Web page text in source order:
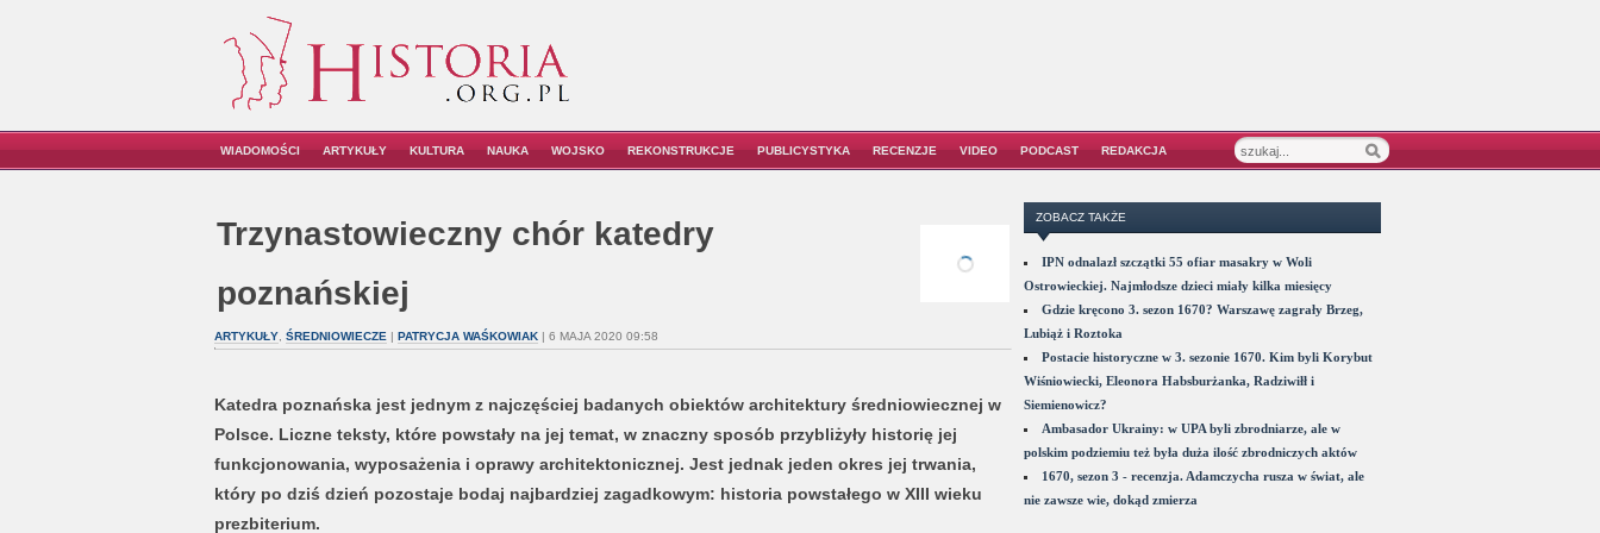
WIADOMOŚCI ARTYKUŁY KULTURA NAUKA WOJSKO REKONSTRUKCJE PUBLICYSTYKA RECENZJE VIDEO PODCAST REDAKCJA
Trzynastowieczny chór katedry
poznańskiej
ARTYKUŁY, ŚREDNIOWIECZE | PATRYCJA WAŚKOWIAK| 6 MAJA 2020 09:58
Katedra poznańska jest jednym z najczęściej badanych obiektów architektury średniowiecznej w
Polsce. Liczne teksty, które powstały na jej temat, w znaczny sposób przybliżyły historię jej
funkcjonowania, wyposażenia i oprawy architektonicznej. Jest jednak jeden okres jej trwania,
który po dziś dzień pozostaje bodaj najbardziej zagadkowym: historia powstałego w XIII wieku
prezbiterium.
ZOBACZ TAKŻE
IPN odnalazł szczątki 55 ofiar masakry w Woli
Ostrowieckiej. Najmłodsze dzieci miały kilka miesięcy
Gdzie kręcono 3. sezon 1670? Warszawę zagrały Brzeg,
Lubiąż i Roztoka
Postacie historyczne w 3. sezonie 1670. Kim byli Korybut
Wiśniowiecki, Eleonora Habsburżanka, Radziwiłł i
Siemienowicz?
Ambasador Ukrainy: w UPA byli zbrodniarze, ale w
polskim podziemiu też była duża ilość zbrodniczych aktów
1670, sezon 3 - recenzja. Adamczycha rusza w świat, ale
nie zawsze wie, dokąd zmierza